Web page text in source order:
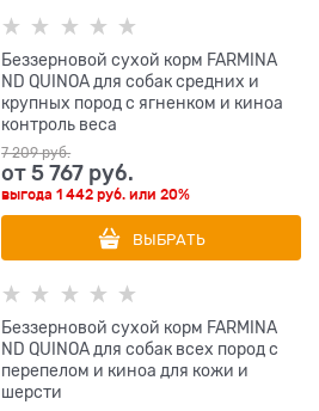
Беззерновой cухой корм FARMINA
ND QUINOA для собак средних и
крупных пород с ягненком и киноа
контроль веса
7 209 руб.
от5 767 руб.
выгода1 442 руб. или20%
ВЫБРАТЬ
Беззерновой cухой корм FARMINA
ND QUINOA для собак всех пород с
перепелом и киноа для кожи и
шерсти